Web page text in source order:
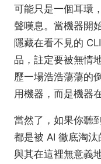
可能只是一個耳環
聲嘆息。當機器開
隱藏在看不見的
品，註定要被無情
歷一場浩浩蕩蕩的
用機器，而是機器
當然了，如果你聽
都是被 AI 徹底淘汰
與其在這裡無意義